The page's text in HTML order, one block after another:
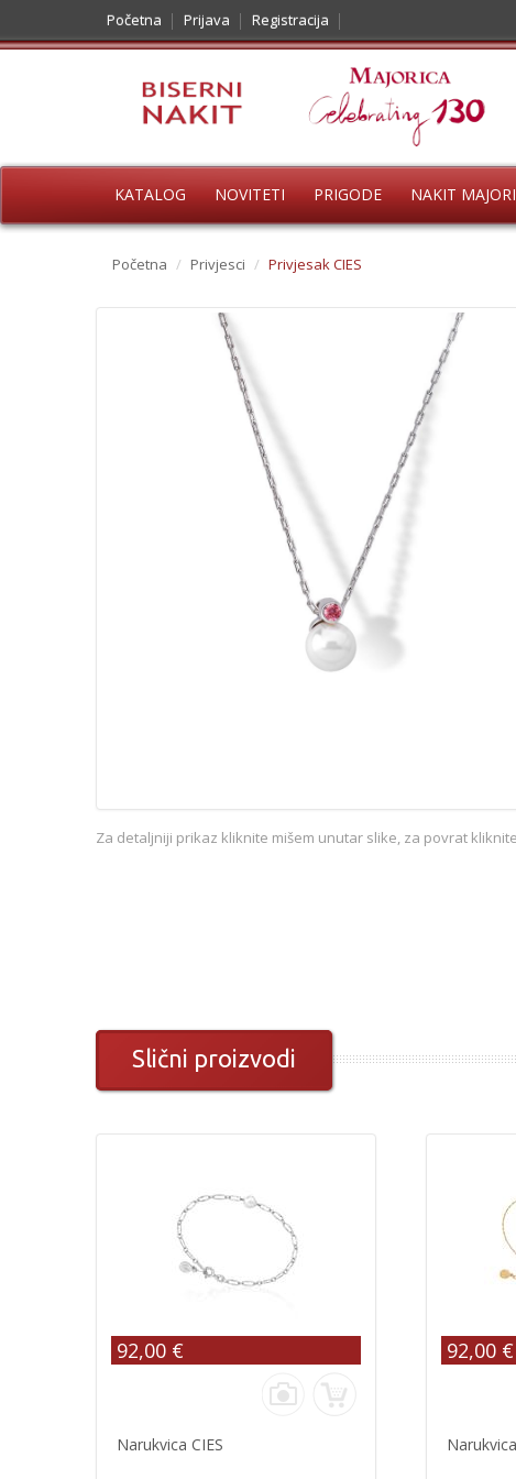
Početna Prijava Registracija
KATALOG NOVITETI PRIGODE NAKIT
Početna / Privjesci / Privjesak CIES
Za detaljniji prikaz kliknite mišem unutar slike, za povrat
Slični proizvodi
92,00 €
Narukvica CIES
92,00 €